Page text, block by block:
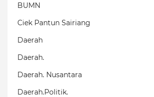
BUMN
Ciek Pantun Sairiang
Daerah
Daerah.
Daerah. Nusantara
Daerah.Politik.